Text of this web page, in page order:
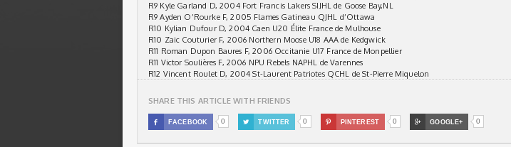
R9 Kyle Garland D, 2004 Fort Francis Lakers SIJHL de Goose Bay,NL
R9 Ayden O’Rourke F, 2005 Flames Gatineau QJHL d’Ottawa
R10 Kylian Dufour D, 2004 Caen U20 Élite France de Mulhouse
R10 Zaic Couturier F, 2006 Northern Moose U18 AAA de Kedgwick
R11 Roman Dupon Baures F, 2006 Occitanie U17 France de Monpellier
R11 Victor Soulières F, 2006 NPU Rebels NAPHL de Varennes
R12 Vincent Roulet D, 2004 St-Laurent Patriotes QCHL de St-Pierre Miquelon
SHARE THIS ARTICLE WITH FRIENDS
 FACEBOOK 0  TWITTER 0  PINTEREST 0  GOOGLE+ 0